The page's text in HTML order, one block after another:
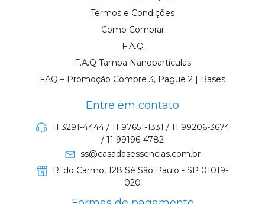
Termos e Condições
Como Comprar
F.A.Q
F.A.Q Tampa Nanopartículas
FAQ – Promoção Compre 3, Pague 2 | Bases
Entre em contato
11 3291-4444 / 11 97651-1331 / 11 99206-3674
/ 11 99196-4782
ss@casadasessencias.com.br
R. do Carmo, 128 Sé São Paulo - SP 01019-
020